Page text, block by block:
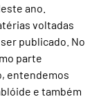
ano.
voltadas
publicado. No
parte
entendemos
e também